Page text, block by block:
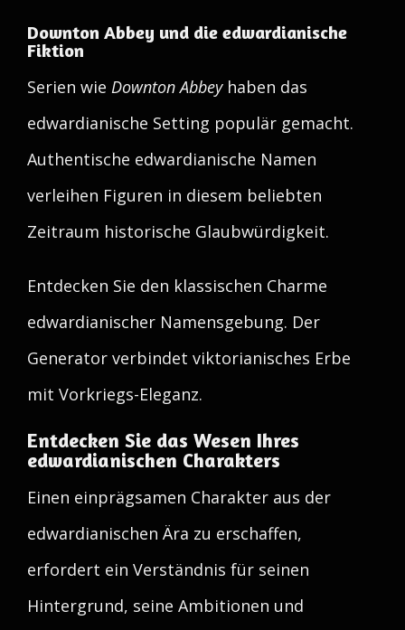
Downton Abbey und die edwardianische
Fiktion
Serien wie Downton Abbeyhaben das
edwardianische Setting populär gemacht.
Authentische edwardianische Namen
verleihen Figuren in diesem beliebten
Zeitraum historische Glaubwürdigkeit.
Entdecken Sie den klassischen Charme
edwardianischer Namensgebung. Der
Generator verbindet viktorianisches Erbe
mit Vorkriegs-Eleganz.
Entdecken Sie das Wesen Ihres
edwardianischen Charakters
Einen einprägsamen Charakter aus der
edwardianischen Ära zu erschaffen,
erfordert ein Verständnis für seinen
Hintergrund, seine Ambitionen und